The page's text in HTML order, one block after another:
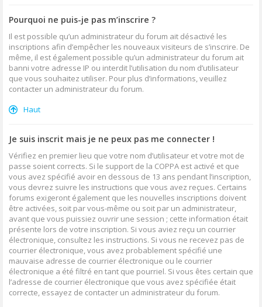
Pourquoi ne puis-je pas m’inscrire ?
Il est possible qu’un administrateur du forum ait désactivé les
inscriptions afin d’empêcher les nouveaux visiteurs de s’inscrire. De
même, il est également possible qu’un administrateur du forum ait
banni votre adresse IP ou interdit l’utilisation du nom d’utilisateur
que vous souhaitez utiliser. Pour plus d’informations, veuillez
contacter un administrateur du forum.
Haut
Je suis inscrit mais je ne peux pas me connecter !
Vérifiez en premier lieu que votre nom d’utilisateur et votre mot de
passe soient corrects. Si le support de la COPPA est activé et que
vous avez spécifié avoir en dessous de 13 ans pendant l’inscription,
vous devrez suivre les instructions que vous avez reçues. Certains
forums exigeront également que les nouvelles inscriptions doivent
être activées, soit par vous-même ou soit par un administrateur,
avant que vous puissiez ouvrir une session ; cette information était
présente lors de votre inscription. Si vous aviez reçu un courrier
électronique, consultez les instructions. Si vous ne recevez pas de
courrier électronique, vous avez probablement spécifié une
mauvaise adresse de courrier électronique ou le courrier
électronique a été filtré en tant que pourriel. Si vous êtes certain que
l’adresse de courrier électronique que vous avez spécifiée était
correcte, essayez de contacter un administrateur du forum.